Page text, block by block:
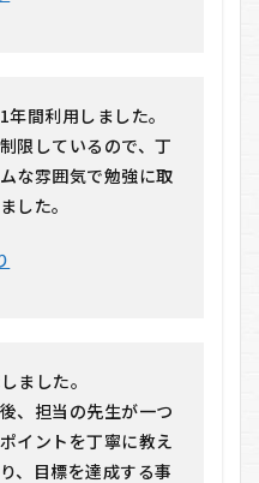
間利用しました。
限しているので、丁
な雰囲気で勉強に取
した。
ました。
、担当の先生が一つ
イントを丁寧に教え
、目標を達成する事